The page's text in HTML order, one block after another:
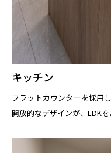
キッチン
フラットカウンターを採用
開放的なデザインが、LDK